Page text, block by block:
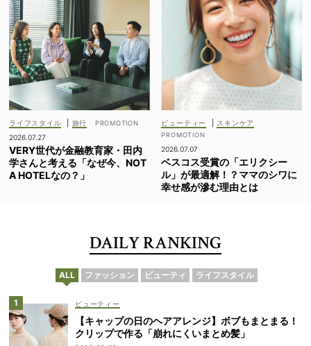
ライフスタイル
旅行
2026.07.27
VERY世代が金融教育家・田内
学さんと考える「なぜ今、NOT
A HOTELなの？」
ビューティー スキンケア
2026.07.07
ベスコス受賞の「エリクシー
ル」が最適解！？ママのシワに
幸せ感が滲む理由とは
DAILY RANKING
ALL ファッション ビューティ ライフスタイル
ビューティー
【キャップの日のヘアアレンジ】ボブもまとまる！
クリップで作る「崩れにくいまとめ髪」